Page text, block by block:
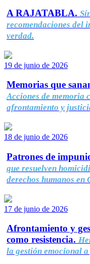
A RAJATABLA.
recomendaciones del
verdad.
19 de junio de 2026
Memorias que
Acciones de memoria
afrontamiento y
18 de junio de 2026
Patrones de
que resuelven
derechos humanos en
17 de junio de 2026
Afrontamiento y
como resistencia.
la gestión emocional